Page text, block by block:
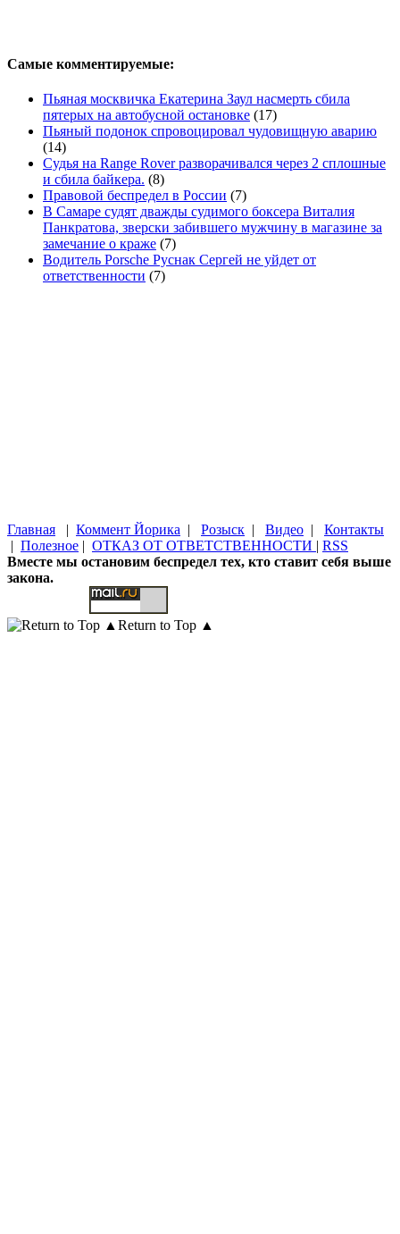
Самые комментируемые:
Пьяная москвичка Екатерина Заул насмерть сбила
пятерых на автобусной остановке (17)
Пьяный подонок спровоцировал чудовищную аварию
(14)
Судья на Range Rover разворачивался через 2 сплошные
и сбила байкера. (8)
Правовой беспредел в России (7)
В Самаре судят дважды судимого боксера Виталия
Панкратова, зверски забившего мужчину в магазине за
замечание о краже (7)
Водитель Porsche Руснак Сергей не уйдет от
ответственности (7)
Главная | Коммент Йорика | Розыск | Видео | Контакты
| Полезное | ОТКАЗ ОТ ОТВЕТСТВЕННОСТИ | RSS
Вместе мы остановим беспредел тех, кто ставит себя выше
закона.
Return to Top ▲